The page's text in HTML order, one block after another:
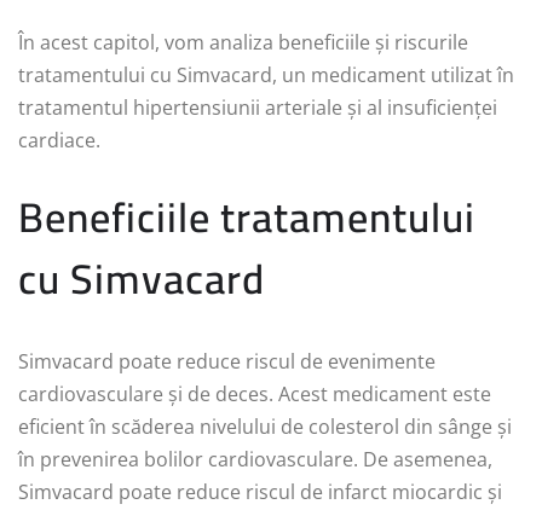
În acest capitol, vom analiza beneficiile și riscurile
tratamentului cu Simvacard, un medicament utilizat în
tratamentul hipertensiunii arteriale și al insuficienței
cardiace.
Beneficiile tratamentului
cu Simvacard
Simvacard poate reduce riscul de evenimente
cardiovasculare și de deces. Acest medicament este
eficient în scăderea nivelului de colesterol din sânge și
în prevenirea bolilor cardiovasculare. De asemenea,
Simvacard poate reduce riscul de infarct miocardic și